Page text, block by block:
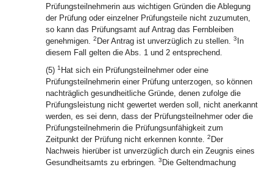
Prüfungsteilnehmerin aus wichtigen Gründen die Ablegung
der Prüfung oder einzelner Prüfungsteile nicht zuzumuten,
so kann das Prüfungsamt auf Antrag das Fernbleiben
genehmigen. 2 Der Antrag ist unverzüglich zu stellen. 3 In
diesem Fall gelten die Abs. 1 und 2 entsprechend.
(5) 1 Hat sich ein Prüfungsteilnehmer oder eine
Prüfungsteilnehmerin einer Prüfung unterzogen, so können
nachträglich gesundheitliche Gründe, denen zufolge die
Prüfungsleistung nicht gewertet werden soll, nicht anerkannt
werden, es sei denn, dass der Prüfungsteilnehmer oder die
Prüfungsteilnehmerin die Prüfungsunfähigkeit zum
Zeitpunkt der Prüfung nicht erkennen konnte. 2 Der
Nachweis hierüber ist unverzüglich durch ein Zeugnis eines
Gesundheitsamts zu erbringen. 3 Die Geltendmachung